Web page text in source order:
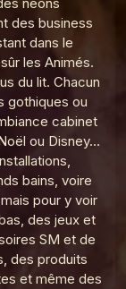
néons
des business
dans le
les Animés.
du lit. Chacun
gothiques ou
cabinet
ou Disney…
bains, voire
pour y voir
des jeux et
SM et de
des produits
et même des